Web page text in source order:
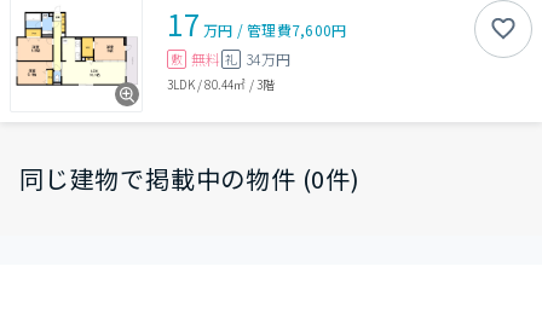
17 万円 /管理費7,600円
敷 無料 礼 34万円
3LDK/80.44㎡ /3階
同じ建物で掲載中の物件 (0件)